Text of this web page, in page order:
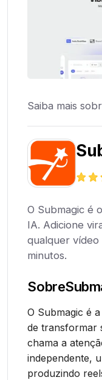
Saiba mais
O Submagic é
IA. Adicione
qualquer vídeo
minutos.
Sobre
O Submagic é
de transformar
chama a
independente,
produzindo